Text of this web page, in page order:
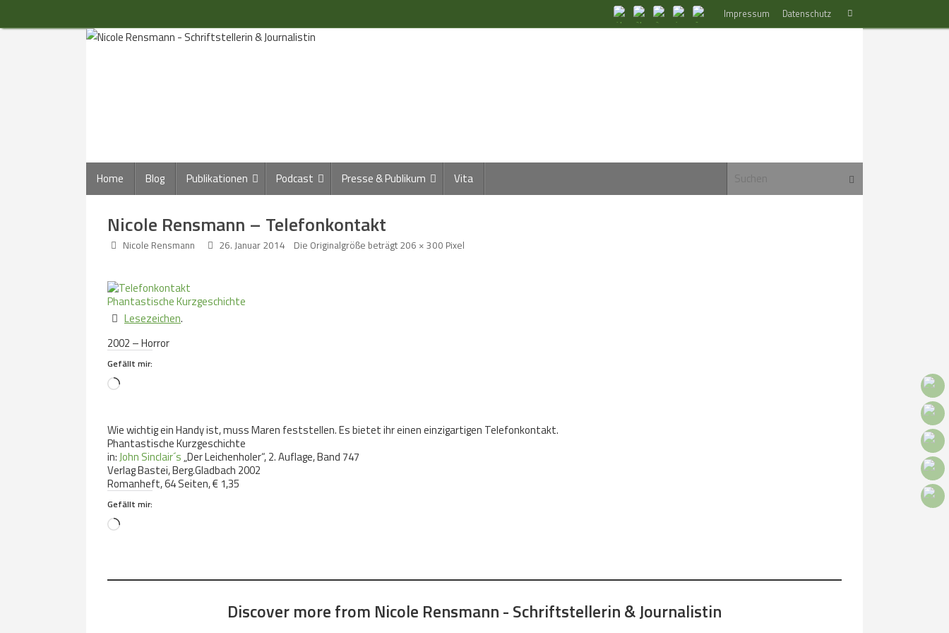
Inhalt
Impressum Datenschutz
nach:
Suchen
Inhalt
springen
Home Blog Publikationen Podcast Presse & Publikum Vita Suchen
Nicole Rensmann – Telefonkontakt
Nicole Rensmann 26. Januar 2014 Die Originalgröße beträgt 206 × 300 Pixel
Lesezeichen.
2002 – Horror
Gefällt mir:
Loading…
Wie wichtig ein Handy ist, muss Maren feststellen. Es bietet ihr einen einzigartigen Telefonkontakt.
Phantastische Kurzgeschichte
in: John Sinclair´s „Der Leichenholer“, 2. Auflage, Band 747
Verlag Bastei, Berg.Gladbach 2002
Romanheft, 64 Seiten, € 1,35
Gefällt mir:
Loading…
Discover more from Nicole Rensmann - Schriftstellerin & Journalistin